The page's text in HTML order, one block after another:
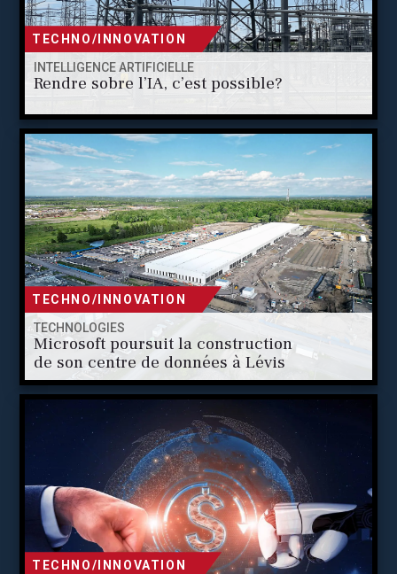
TECHNO/INNOVATION
INTELLIGENCE ARTIFICIELLE
Rendre sobre l’IA, c’est possible?
TECHNO/INNOVATION
TECHNOLOGIES
Microsoft poursuit la construction
de son centre de données à Lévis
TECHNO/INNOVATION